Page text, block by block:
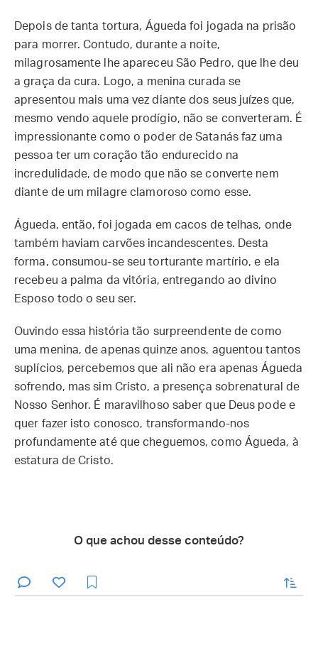
Depois de tanta tortura, Águeda foi jogada na prisão
para morrer. Contudo, durante a noite,
milagrosamente lhe apareceu São Pedro, que lhe deu
a graça da cura. Logo, a menina curada se
apresentou mais uma vez diante dos seus juízes que,
mesmo vendo aquele prodígio, não se converteram. É
impressionante como o poder de Satanás faz uma
pessoa ter um coração tão endurecido na
incredulidade, de modo que não se converte nem
diante de um milagre clamoroso como esse.
Águeda, então, foi jogada em cacos de telhas, onde
também haviam carvões incandescentes. Desta
forma, consumou-se seu torturante martírio, e ela
recebeu a palma da vitória, entregando ao divino
Esposo todo o seu ser.
Ouvindo essa história tão surpreendente de como
uma menina, de apenas quinze anos, aguentou tantos
suplícios, percebemos que ali não era apenas Águeda
sofrendo, mas sim Cristo, a presença sobrenatural de
Nosso Senhor. É maravilhoso saber que Deus pode e
quer fazer isto conosco, transformando-nos
profundamente até que cheguemos, como Águeda, à
estatura de Cristo.
O que achou desse conteúdo?
enviar